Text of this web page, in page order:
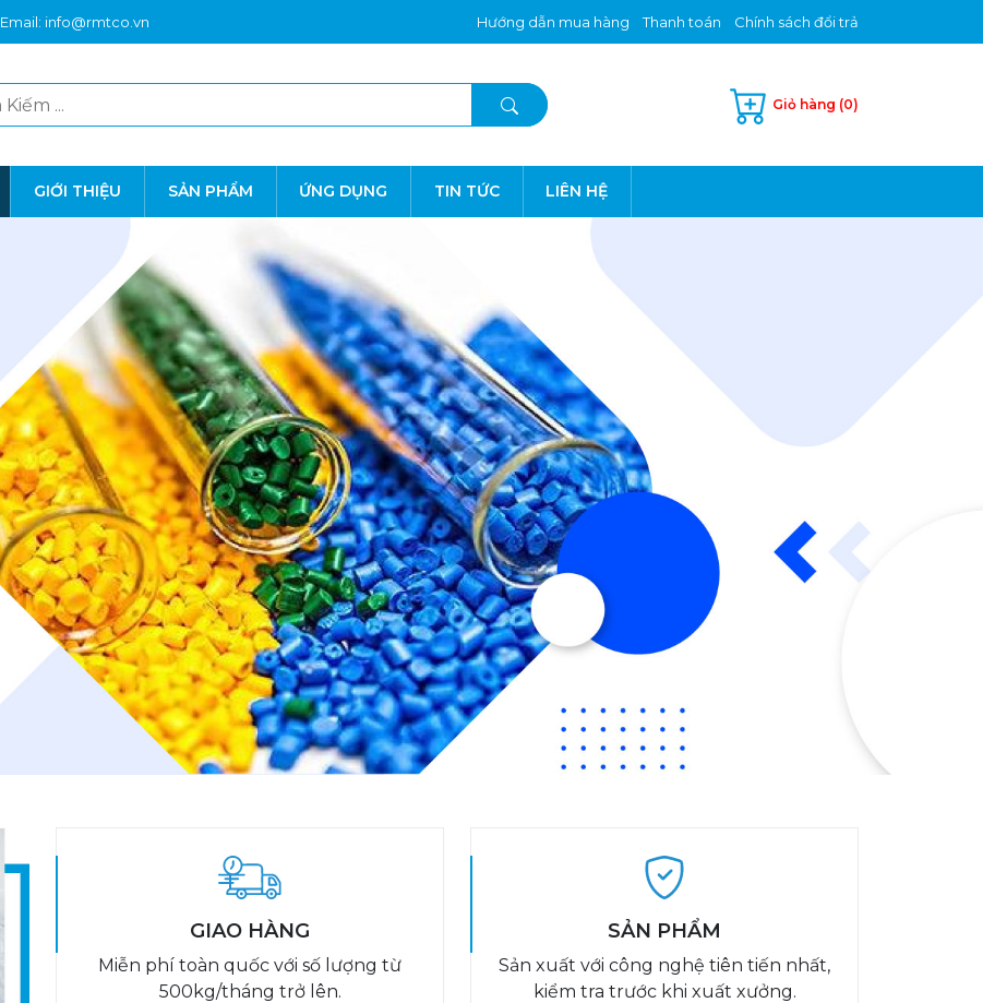
Email: info@rmtco.vn Hướng dẫn mua hàng Thanh toán Chính sách đổi trả
Giỏ hàng (0)
GIỚI THIỆU SẢN PHẨM ỨNG DỤNG TIN TỨC LIÊN HỆ
GIAO HÀNG
Miễn phí toàn quốc với số lượng từ
500kg/tháng trở lên.
SẢN PHẨM
Sản xuất với công nghệ tiên tiến nhất,
kiểm tra trước khi xuất xưởng.